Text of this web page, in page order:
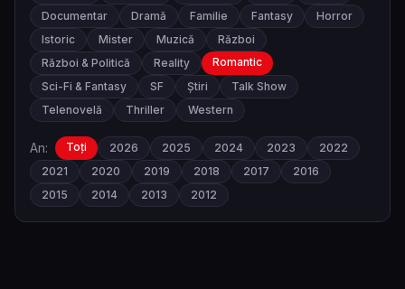
Documentar
Dramă Familie Fantasy
Horror
Istoric
Mister Muzică
Război
Război & Politică
Reality
Romantic
Sci-Fi & Fantasy
SF Știri
Talk Show
Telenovelă
Thriller Western
An: Toți 2026 2025 2024 2023
2022
2021
2020 2019 2018 2017
2016
2015
2014 2013 2012